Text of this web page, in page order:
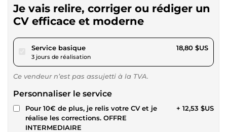
Je vais relire, corriger ou rédiger un
CV efficace et moderne
Service basiquepour 17,32 $US
3 jours de réalisation
18,80 $US
Ce vendeur n’est pas assujetti à la TVA.
Personnaliser le service
Pour 10€ de plus, je relis votre CV et je
réalise les corrections. OFFRE
INTERMEDIAIRE
+ 12,53 $US